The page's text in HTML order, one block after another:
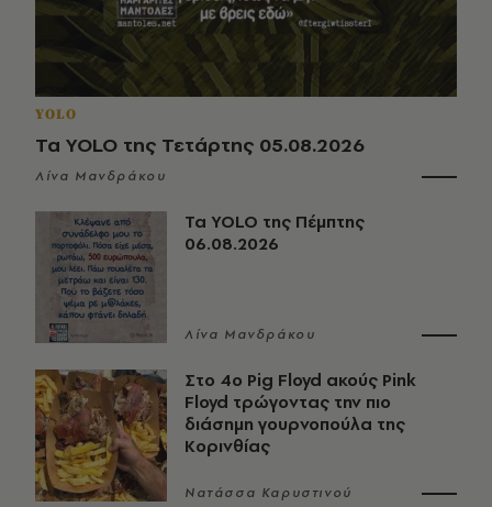
YOLO
Τα YOLO της Τετάρτης 05.08.2026
Λίνα Μανδράκου
Τα YOLO της Πέμπτης
06.08.2026
Λίνα Μανδράκου
Στο 4ο Pig Floyd ακούς Pink
Floyd τρώγοντας την πιο
διάσημη γουρνοπούλα της
Κορινθίας
Νατάσσα Καρυστινού